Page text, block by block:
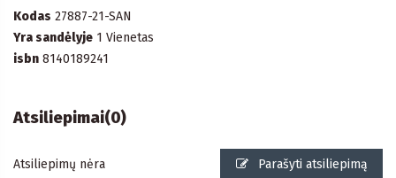
Kodas 27887-21-SAN
Yra sandėlyje 1 Vienetas
isbn 8140189241
Atsiliepimai(0)
Atsiliepimų nėra Parašyti atsiliepimą